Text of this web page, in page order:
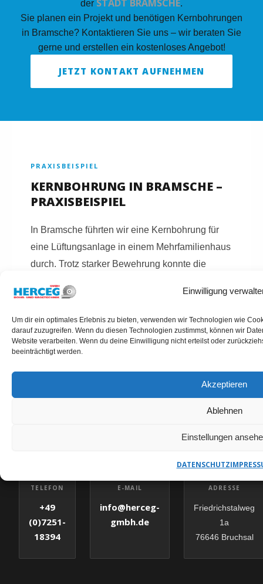
Einwilligung
Um dir ein optimales Erlebnis zu bieten, verwenden wir Technologien wie
darauf zuzugreifen. Wenn du diesen Technologien zustimmst, können wir
Website verarbeiten. Wenn du deine Einwilligung nicht erteilst oder
beeinträchtigt werden.
Akzeptieren
Ablehnen
Einstellungen
DATENSCHUTZ
der STADT BRAMSCHE.
Sie planen ein Projekt und benötigen Kernbohrungen
in Bramsche? Kontaktieren Sie uns – wir beraten Sie
gerne und erstellen ein kostenloses Angebot!
JETZT KONTAKT AUFNEHMEN
PRAXISBEISPIEL
KERNBOHRUNG IN BRAMSCHE –
PRAXISBEISPIEL
In Bramsche führten wir eine Kernbohrung für
eine Lüftungsanlage in einem Mehrfamilienhaus
durch. Trotz starker Bewehrung konnte die
umgesetzt werden.
KERNBOHRUNGEN BRAMSCHE ANFRAGEN
TELEFON
+49
(0)7251-
18394
E-MAIL
info@herceg-
gmbh.de
ADRESSE
Friedrichstalweg
1a
76646 Bruchsal